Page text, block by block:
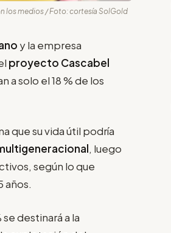
los medios / Foto: cortesía SolGold
y la empresa
proyecto Cascabel
a solo el 18 % de los
que su vida útil podría
, luego
según lo que
años.
destinará a la